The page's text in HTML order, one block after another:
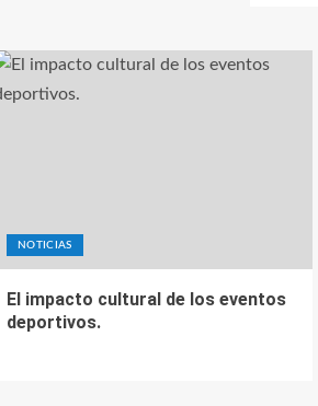
NOTICIAS
El impacto cultural de los eventos
deportivos.